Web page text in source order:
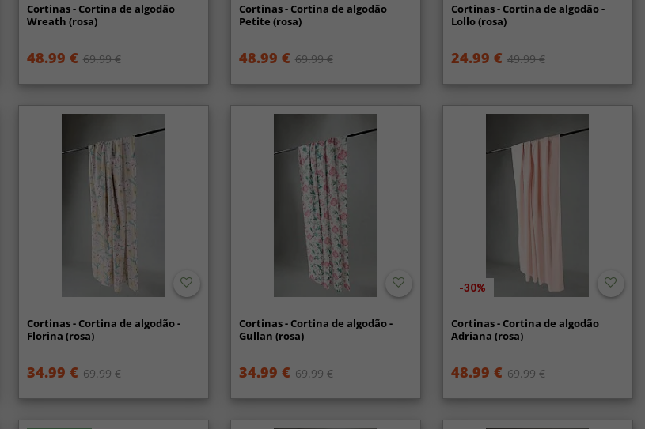
Cortinas - Cortina de algodão
Wreath (rosa)
48.99 € 69.99 €
Cortinas - Cortina de algodão
Petite (rosa)
48.99 € 69.99 €
Cortinas - Cortina de algodão -
Lollo (rosa)
24.99 € 49.99 €
Cortinas - Cortina de algodão -
Florina (rosa)
34.99 € 69.99 €
Cortinas - Cortina de algodão -
Gullan (rosa)
34.99 € 69.99 €
-30%
Cortinas - Cortina de algodão
Adriana (rosa)
48.99 € 69.99 €